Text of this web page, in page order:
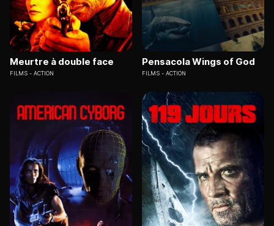
Meurtre à double face
FILMS ACTION
Pensacola Wings of God
FILMS ACTION